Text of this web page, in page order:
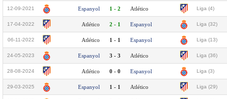
12-09-2021 Espanyol 1 - 2 Atlético Liga (4)
17-04-2022 Atlético 2 - 1 Espanyol Liga (32)
06-11-2022 Atlético 1 - 1 Espanyol Liga (13)
24-05-2023 Espanyol 3 - 3 Atlético Liga (36)
28-08-2024 Atlético 0 - 0 Espanyol Liga (3)
29-03-2025 Espanyol 1 - 1 Atlético Liga (29)